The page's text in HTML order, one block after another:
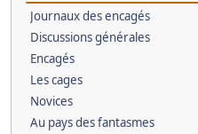
Journaux des encagés
Discussions générales
Encagés
Les cages
Novices
Au pays des fantasmes